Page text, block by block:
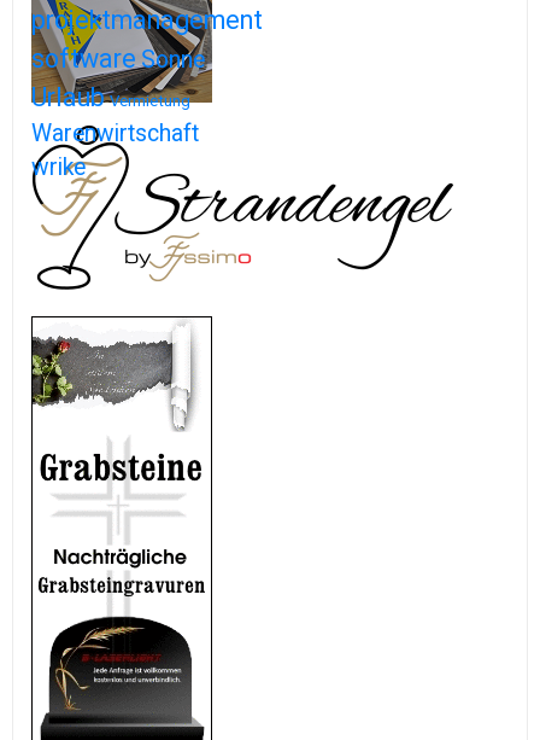
projektmanagement
softwareSonne
Urlaub Vermietung
Warenwirtschaft
wrike